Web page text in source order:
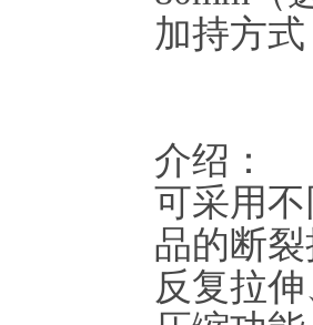
加持方
介绍：
可采用
品的断
反复拉